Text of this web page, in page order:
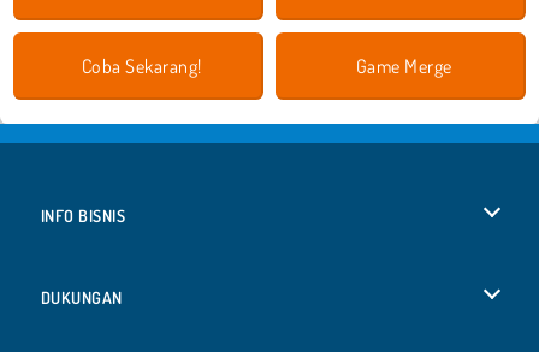
Coba Sekarang! Game Merge
INFO BISNIS
DUKUNGAN